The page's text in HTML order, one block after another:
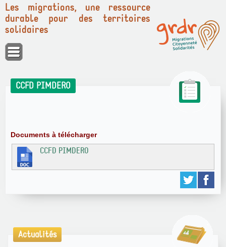
Panneau de gestion des cookies
Les migrations, une ressource
durable pour des territoires
solidaires
CCFD PIMDERO
Documents à télécharger
CCFD PIMDERO
Actualités